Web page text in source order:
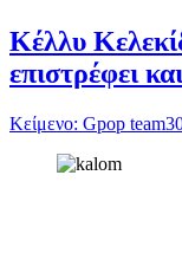
Κέλλυ
επιστρέφει
Κείμενο: Gpop team